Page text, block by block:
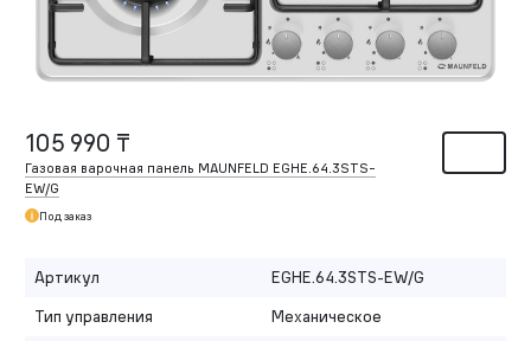
105 990 ₸
Газовая варочная панель MAUNFELD EGHE.64.3STS-
EW/G
Под заказ
Артикул
EGHE.64.3STS-EW/G
Тип управления
Механическое